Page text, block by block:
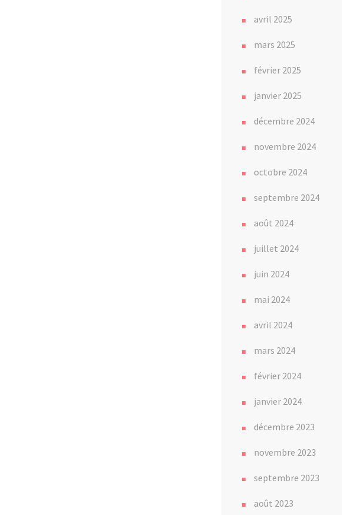
avril 2025
mars 2025
février 2025
janvier 2025
décembre 2024
novembre 2024
octobre 2024
septembre 2024
août 2024
juillet 2024
juin 2024
mai 2024
avril 2024
mars 2024
février 2024
janvier 2024
décembre 2023
novembre 2023
septembre 2023
août 2023